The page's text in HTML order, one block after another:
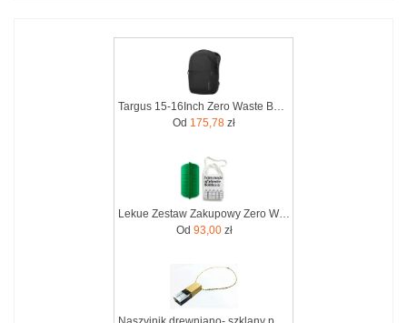
Targus 15-16Inch Zero Waste Backpack (TBB641GL)
Od 175,78 zł
Lekue Zestaw Zakupowy Zero Waste (3504600V16)
Od 93,00zł